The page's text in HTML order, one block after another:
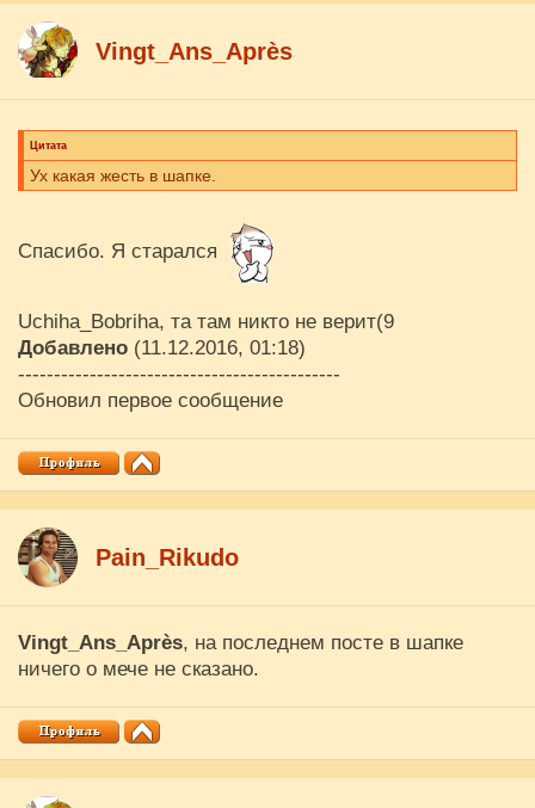
Vingt_Ans_Après
Цитата
Ух какая жесть в шапке.
Спасибо. Я старался
Uchiha_Bobriha, та там никто не верит(9
Добавлено (11.12.2016, 01:18)
---------------------------------------------
Обновил первое сообщение
Pain_Rikudo
Vingt_Ans_Après, на последнем посте в шапке
ничего о мече не сказано.